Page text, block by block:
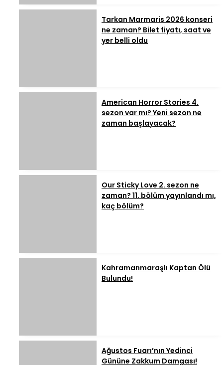
Tarkan Marmaris 2026 konseri
ne zaman? Bilet fiyatı, saat ve
yer belli oldu
American Horror Stories 4.
sezon var mı? Yeni sezon ne
zaman başlayacak?
Our Sticky Love 2. sezon ne
zaman? 11. bölüm yayınlandı mı,
kaç bölüm?
Kahramanmaraşlı Kaptan Ölü
Bulundu!
Ağustos Fuarı’nın Yedinci
Gününe Zakkum Damgası!